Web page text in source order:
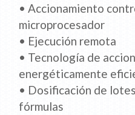
• Accionamiento
microprocesador
• Ejecución remota
• Tecnología de
energéticamente
• Dosificación de
fórmulas